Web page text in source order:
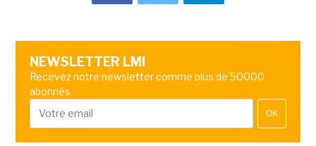
NEWSLETTER LMI
Recevez notre newsletter comme plus de 50000
abonnés
OK